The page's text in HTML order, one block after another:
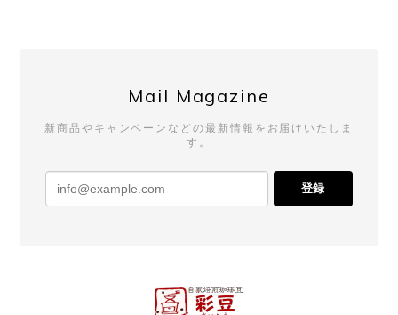
Mail Magazine
新商品やキャンペーンなどの最新情報をお届けいたしま
す。
登録